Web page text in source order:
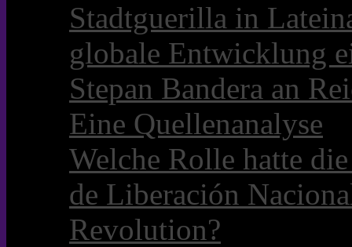
Stadtguerilla in
globale Entwicklung
Stepan Bandera an
Eine Quellenanalyse
Welche Rolle hatte
de Liberación
Revolution?